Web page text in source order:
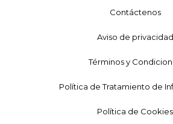
Contáctenos
Aviso de privacidad
Términos y
Política de Tratamiento de
Política de Cookies